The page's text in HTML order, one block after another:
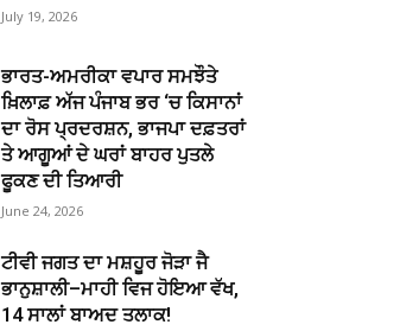
July 19, 2026
ਭਾਰਤ-ਅਮਰੀਕਾ ਵਪਾਰ ਸਮਝੌਤੇ
ਖ਼ਿਲਾਫ਼ ਅੱਜ ਪੰਜਾਬ ਭਰ ‘ਚ ਕਿਸਾਨਾਂ
ਦਾ ਰੋਸ ਪ੍ਰਦਰਸ਼ਨ, ਭਾਜਪਾ ਦਫ਼ਤਰਾਂ
ਤੇ ਆਗੂਆਂ ਦੇ ਘਰਾਂ ਬਾਹਰ ਪੁਤਲੇ
ਫੂਕਣ ਦੀ ਤਿਆਰੀ
June 24, 2026
ਟੀਵੀ ਜਗਤ ਦਾ ਮਸ਼ਹੂਰ ਜੋੜਾ ਜੈ
ਭਾਨੁਸ਼ਾਲੀ–ਮਾਹੀ ਵਿਜ ਹੋਇਆ ਵੱਖ,
14 ਸਾਲਾਂ ਬਾਅਦ ਤਲਾਕ!